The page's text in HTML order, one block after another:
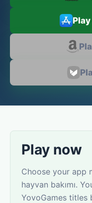
Play now
Choose your app
hayvan bakımı.
YovoGames titles